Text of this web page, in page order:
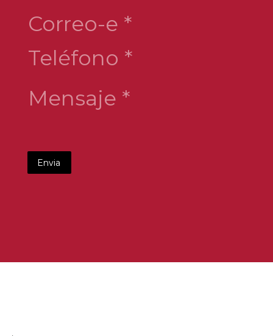
Mensaje *